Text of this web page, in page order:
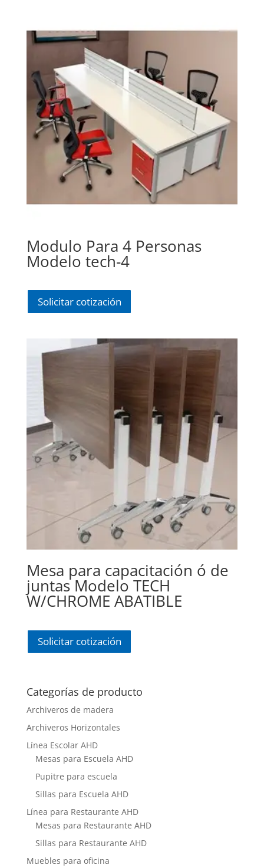
Modulo Para 4 Personas
Modelo tech-4
Solicitar cotización
Mesa para capacitación ó de
juntas Modelo TECH
W/CHROME ABATIBLE
Solicitar cotización
Categorías de producto
Archiveros de madera
Archiveros Horizontales
Línea Escolar AHD
Mesas para Escuela AHD
Pupitre para escuela
Sillas para Escuela AHD
Línea para Restaurante AHD
Mesas para Restaurante AHD
Sillas para Restaurante AHD
Muebles para oficina